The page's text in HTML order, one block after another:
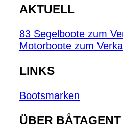
AKTUELL
83 Segelboote zum
Motorboote zum
LINKS
Bootsmarken
ÜBER BÅTAGENT